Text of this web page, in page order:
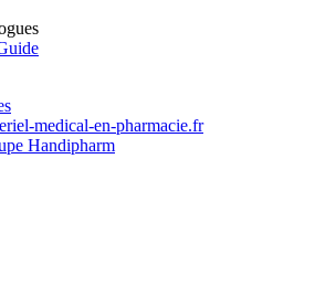
medical-en-pharmacie.fr
Handipharm